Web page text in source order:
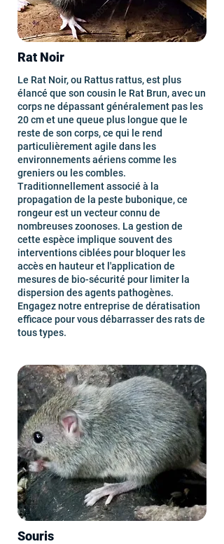
Rat Noir
Le Rat Noir, ou Rattus rattus, est plus
élancé que son cousin le Rat Brun, avec un
corps ne dépassant généralement pas les
20 cm et une queue plus longue que le
reste de son corps, ce qui le rend
particulièrement agile dans les
environnements aériens comme les
greniers ou les combles.
Traditionnellement associé à la
propagation de la peste bubonique, ce
rongeur est un vecteur connu de
nombreuses zoonoses. La gestion de
cette espèce implique souvent des
interventions ciblées pour bloquer les
accès en hauteur et l'application de
mesures de bio-sécurité pour limiter la
dispersion des agents pathogènes.
Engagez notre entreprise de dératisation
efficace pour vous débarrasser des rats de
tous types.
Souris